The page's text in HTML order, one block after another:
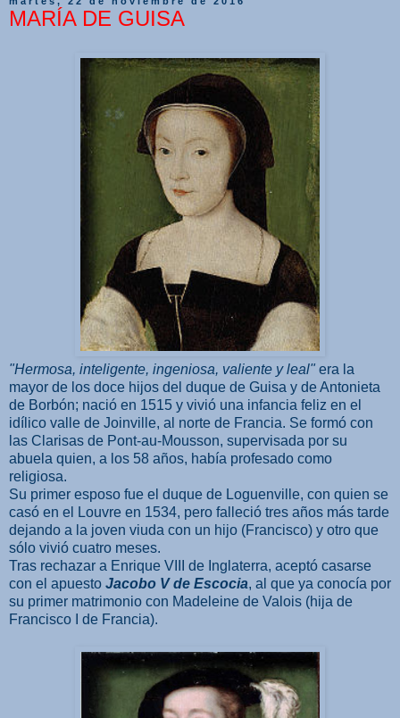
MARÍA DE GUISA
"Hermosa, inteligente, ingeniosa, valiente y leal" era la
mayor de los doce hijos del duque de Guisa y de Antonieta
de Borbón; nació en 1515 y vivió una infancia feliz en el
idílico valle de Joinville, al norte de Francia. Se formó con
las Clarisas de Pont-au-Mousson, supervisada por su
abuela quien, a los 58 años, había profesado como
religiosa.
Su primer esposo fue el duque de Loguenville, con quien se
casó en el Louvre en 1534, pero falleció tres años más tarde
dejando a la joven viuda con un hijo (Francisco) y otro que
sólo vivió cuatro meses.
Tras rechazar a Enrique VIII de Inglaterra, aceptó casarse
con el apuesto Jacobo V de Escocia, al que ya conocía por
su primer matrimonio con Madeleine de Valois (hija de
Francisco I de Francia).